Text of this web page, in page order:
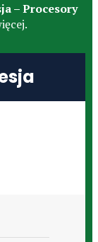
– Procesory